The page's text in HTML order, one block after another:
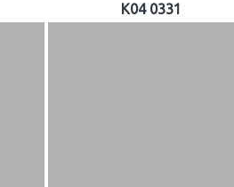
K04 0331